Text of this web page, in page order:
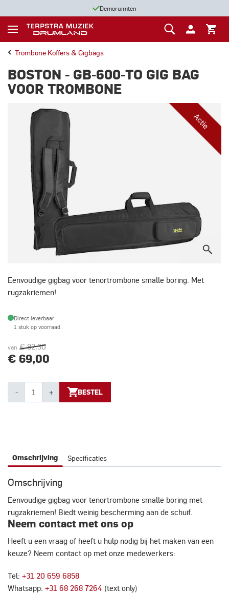
Demoruimten
Trombone Koffers & Gigbags
BOSTON - GB-600-TO GIG BAG
VOOR TROMBONE
Actie
Eenvoudige gigbag voor tenortrombone smalle boring. Met
rugzakriemen!
Direct leverbaar
1 stuk op voorraad
van € 82,30
€ 69,00
- + BESTEL
Omschrijving Specificaties
Omschrijving
Eenvoudige gigbag voor tenortrombone smalle boring met
rugzakriemen! Biedt weinig bescherming aan de schuif.
Neem contact met ons op
Heeft u een vraag of heeft u hulp nodig bij het maken van een
keuze? Neem contact op met onze medewerkers:
Tel: +31 20 659 6858
Whatsapp: +31 68 268 7264 (text only)